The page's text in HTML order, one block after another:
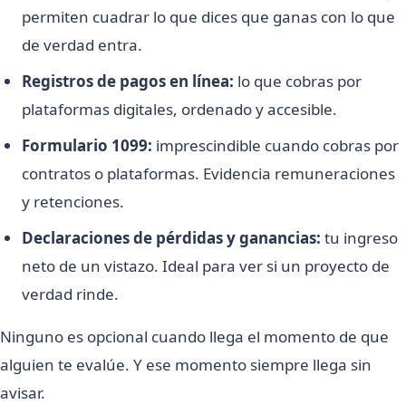
permiten cuadrar lo que dices que ganas con lo que
de verdad entra.
Registros de pagos en línea: lo que cobras por
plataformas digitales, ordenado y accesible.
Formulario 1099: imprescindible cuando cobras por
contratos o plataformas. Evidencia remuneraciones
y retenciones.
Declaraciones de pérdidas y ganancias: tu ingreso
neto de un vistazo. Ideal para ver si un proyecto de
verdad rinde.
Ninguno es opcional cuando llega el momento de que
alguien te evalúe. Y ese momento siempre llega sin
avisar.